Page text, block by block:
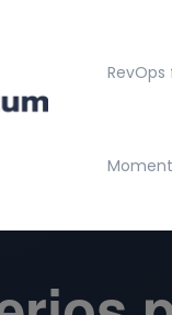
RevOps